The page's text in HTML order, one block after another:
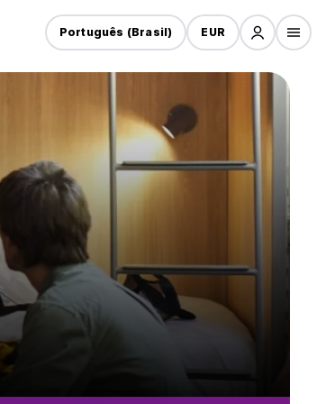
Português (Brasil) EUR